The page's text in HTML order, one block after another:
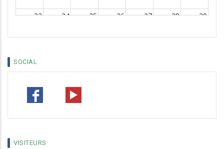
23 24 25 26 27 28 29
SOCIAL
VISITEURS